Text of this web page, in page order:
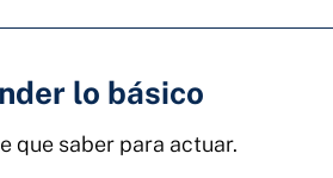
lo básico
que saber para actuar.